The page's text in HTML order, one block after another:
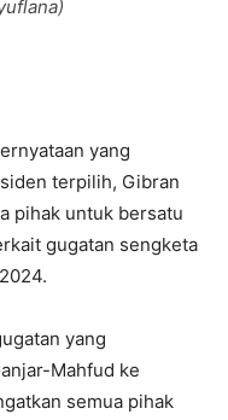
yang
terpilih, Gibran
pihak untuk bersatu
gugatan sengketa
yang
Mahfud ke
semua pihak